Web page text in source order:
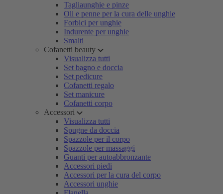
Tagliaunghie e pinze
Oli e penne per la cura delle unghie
Forbici per unghie
Indurente per unghie
Smalti
Cofanetti beauty
Visualizza tutti
Set bagno e doccia
Set pedicure
Cofanetti regalo
Set manicure
Cofanetti corpo
Accessori
Visualizza tutti
Spugne da doccia
Spazzole per il corpo
Spazzole per massaggi
Guanti per autoabbronzante
Accessori piedi
Accessori per la cura del corpo
Accessori unghie